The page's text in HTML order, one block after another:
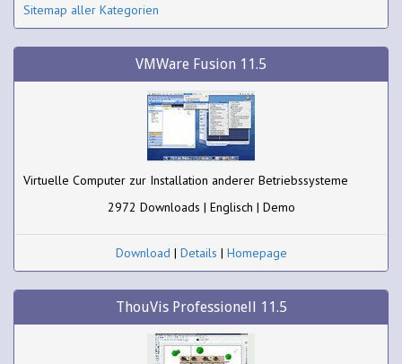
Sitemap aller Kategorien
VMWare Fusion 11.5
Virtuelle Computer zur Installation anderer Betriebssysteme
2972 Downloads | Englisch | Demo
Download | Details | Homepage
ThouVis Professionell 11.5